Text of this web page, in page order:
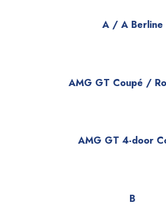
A / A Berline
AMG GT Coupé /
AMG GT 4-door
B